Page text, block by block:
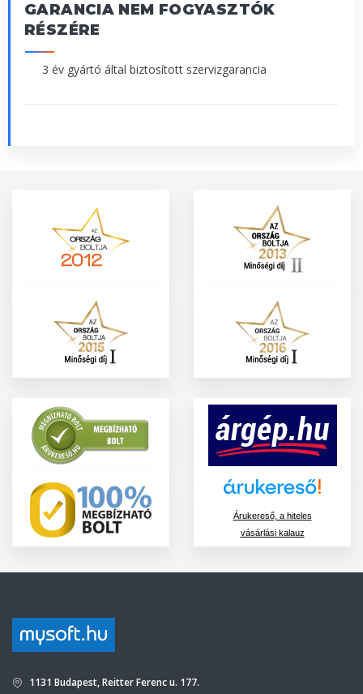
GARANCIA NEM FOGYASZTÓK
RÉSZÉRE
3 év gyártó által biztosított szervizgarancia
Árukereső, a hiteles
vásárlási kalauz
1131 Budapest, Reitter Ferenc u. 177.